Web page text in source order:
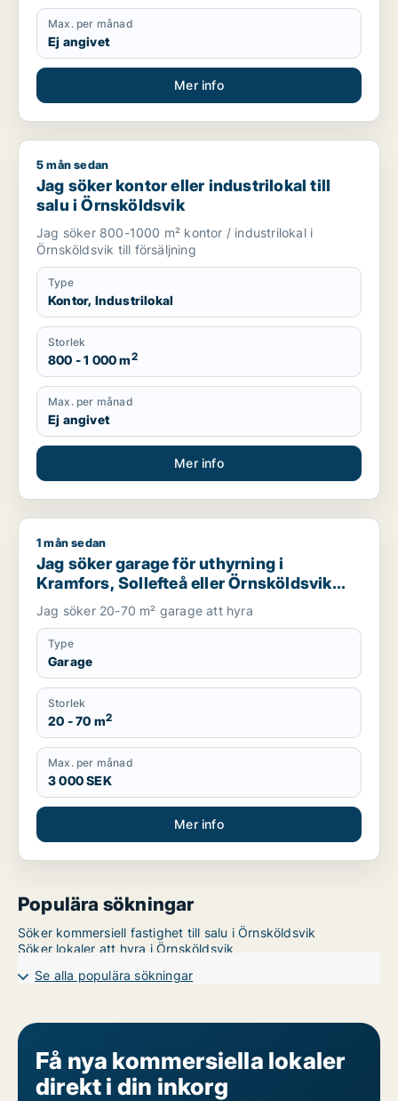
Max. per månad
Ej angivet
Mer info
Jag söker kontor eller industrilokal till salu i Örnsköldsvik
5 mån sedan
Jag söker kontor eller industrilokal till
salu i Örnsköldsvik
Jag söker 800-1000 m² kontor / industrilokal i
Örnsköldsvik till försäljning
Type
Kontor, Industrilokal
Storlek
800 - 1 000 m2
Max. per månad
Ej angivet
Mer info
Jag söker garage för uthyrning i Kramfors, Sollefteå eller
1 mån sedan
Jag söker garage för uthyrning i
Kramfors, Sollefteå eller Örnsköldsvik
m.fl.
Jag söker 20-70 m² garage att hyra
Type
Garage
Storlek
20 - 70 m2
Max. per månad
3 000 SEK
Mer info
Populära sökningar
Söker kommersiell fastighet till salu i Örnsköldsvik
Söker lokaler att hyra i Örnsköldsvik
Se alla populära sökningar
Få nya kommersiella lokaler
direkt i din inkorg